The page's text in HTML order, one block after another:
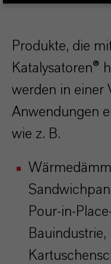
Produkte, die
Katalysatoren®
werden in einer
Anwendungen
wie z. B.
Pour-in-